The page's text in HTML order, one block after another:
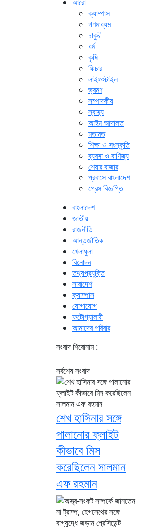
আরো
ক্যাম্পাস
গণমাধ্যম
চাকুরী
ধর্ম
কৃষি
ফিচার
লাইফস্টাইল
ভ্রমণ
সম্পাদকীয়
স্বাস্থ্য
আইন আদালত
মতামত
শিক্ষা ও সংস্কৃতি
ব্যবসা ও বাণিজ্য
শেয়ার বাজার
প্রবাসে বাংলাদেশ
প্রেস বিজ্ঞপ্তি
বাংলাদেশ
জাতীয়
রাজনীতি
আন্তর্জাতিক
খেলাধুলা
বিনোদন
তথ্যপ্রযুক্তি
সারাদেশ
ক্যাম্পাস
যোগাযোগ
ফটোগ্যালারী
আমাদের পরিবার
সংবাদ শিরোনাম :
সর্বশেষ সংবাদ
শেখ হাসিনার সঙ্গে
পালানোর ফ্লাইট
কীভাবে মিস
করেছিলেন সালমান
এফ রহমান